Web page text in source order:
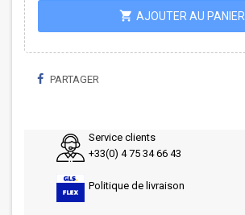
shopping_cart AJOUTER AU PANIER
PARTAGER
Service clients
+33(0) 4 75 34 66 43
Politique de livraison